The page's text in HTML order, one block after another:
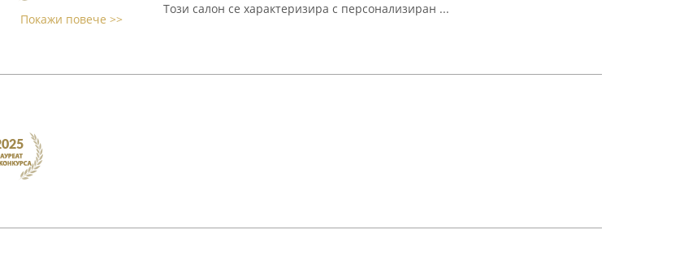
Покажи повече >>
Този салон се характеризира с персонализиран ...